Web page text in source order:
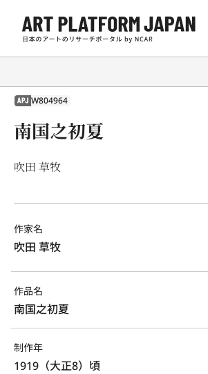
APJ W804964
南国之初夏
吹田 草牧
作家名
吹田 草牧
作品名
南国之初夏
制作年
1919（大正8）頃